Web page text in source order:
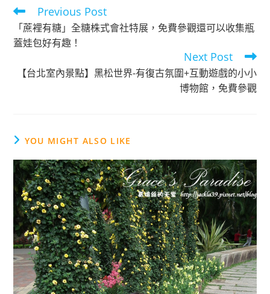
o
o
k
Read
more
articles
Previous Post
「蔗裡有糖」全糖株式會社特展，免費參觀還可以收集瓶
蓋娃包好有趣！
Next Post
【台北室內景點】黑松世界-有復古氛圍+互動遊戲的小小
博物館，免費參觀
YOU MIGHT ALSO LIKE